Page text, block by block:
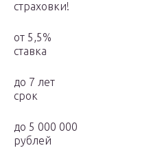
страховки!
от 5,5%
ставка
до 7 лет
срок
до 5 000 000
рублей